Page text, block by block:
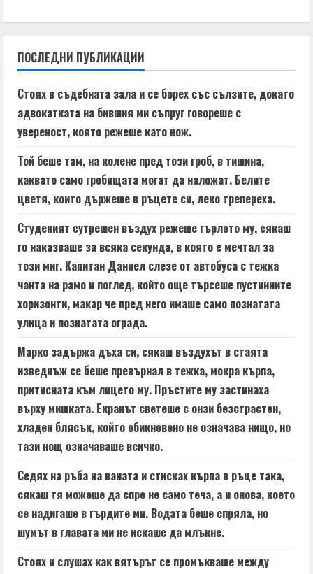
u
e
R
e
a
d
i
n
g
ПОСЛЕДНИ ПУБЛИКАЦИИ
Стоях в съдебната зала и се борех със сълзите, докато
адвокатката на бившия ми съпруг говореше с
увереност, която режеше като нож.
Той беше там, на колене пред този гроб, в тишина,
каквато само гробищата могат да наложат. Белите
цветя, които държеше в ръцете си, леко трепереха.
Студеният сутрешен въздух режеше гърлото му, сякаш
го наказваше за всяка секунда, в която е мечтал за
този миг. Капитан Даниел слезе от автобуса с тежка
чанта на рамо и поглед, който още търсеше пустинните
хоризонти, макар че пред него имаше само познатата
улица и познатата ограда.
Марко задържа дъха си, сякаш въздухът в стаята
изведнъж се беше превърнал в тежка, мокра кърпа,
притисната към лицето му. Пръстите му застинаха
върху мишката. Екранът светеше с онзи безстрастен,
хладен блясък, който обикновено не означава нищо, но
тази нощ означаваше всичко.
Седях на ръба на ваната и стисках кърпа в ръце така,
сякаш тя можеше да спре не само теча, а и онова, което
се надигаше в гърдите ми. Водата беше спряла, но
шумът в главата ми не искаше да млъкне.
Стоях и слушах как вятърът се промъкваше между